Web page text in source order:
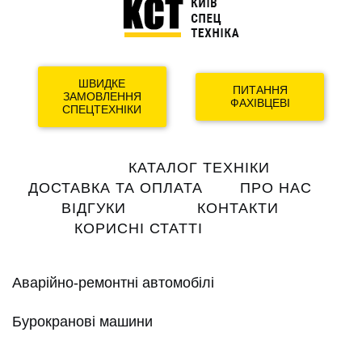
ШВИДКЕ
ЗАМОВЛЕННЯ
СПЕЦТЕХНІКИ
ПИТАННЯ
ФАХІВЦЕВІ
navigation
КАТАЛОГ ТЕХНІКИ
ДОСТАВКА ТА ОПЛАТА
ПРО НАС
ВІДГУКИ
КОНТАКТИ
КОРИСНІ СТАТТІ
Аварійно-ремонтні автомобілі
Бурокранові машини